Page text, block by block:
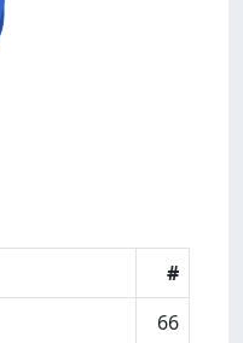
#
66